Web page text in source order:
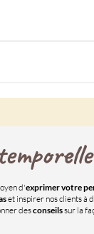
d'exprimer votre
et inspirer nos clients à
desconseilssur la